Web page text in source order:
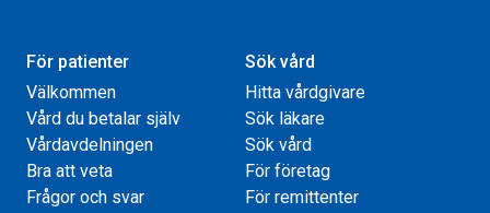
För patienter
Välkommen
Vård du betalar själv
Vårdavdelningen
Bra att veta
Frågor och svar
Sök vård
Hitta vårdgivare
Sök läkare
Sök vård
För företag
För remittenter